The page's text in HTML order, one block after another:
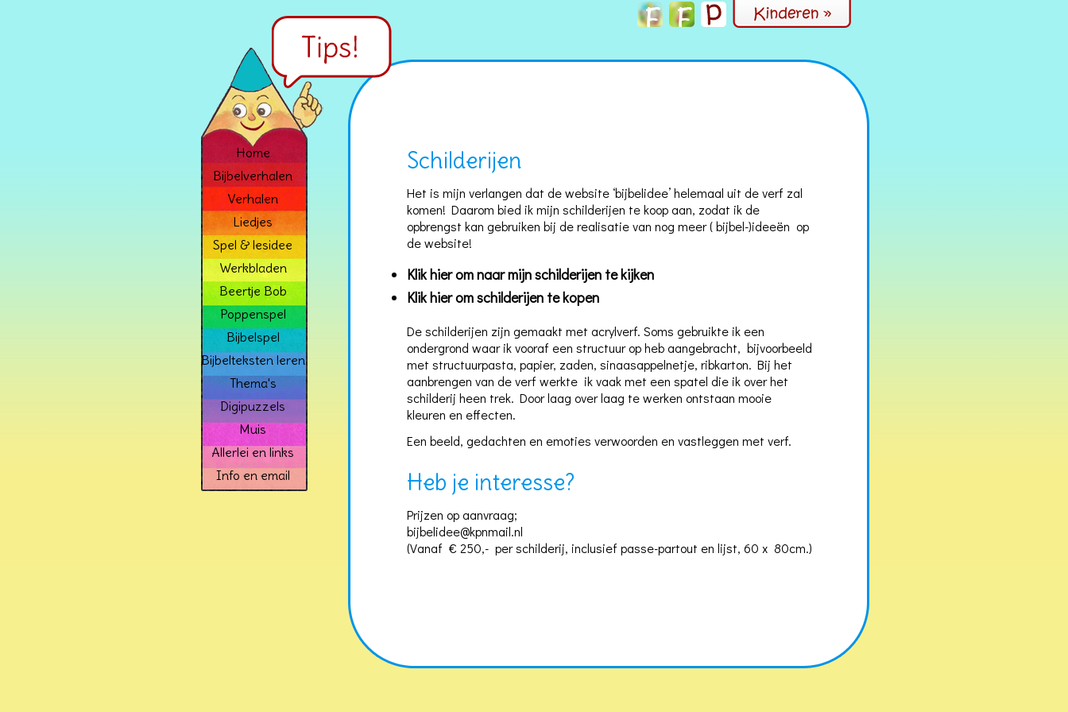
Home
Bijbelverhalen
Verhalen
Liedjes
Spel & lesidee
Werkbladen
Beertje Bob
Poppenspel
Bijbelspel
Bijbelteksten leren
Thema's
Digipuzzels
Muis
Allerlei en links
Info en email
Schilderijen
Het is mijn verlangen dat de website ‘bijbelidee’ helemaal uit de verf zal
komen! Daarom bied ik mijn schilderijen te koop aan, zodat ik de
opbrengst kan gebruiken bij de realisatie van nog meer ( bijbel-)ideeën op
de website!
Klik hier om naar mijn schilderijen te kijken
Klik hier om schilderijen te kopen
De schilderijen zijn gemaakt met acrylverf. Soms gebruikte ik een
ondergrond waar ik vooraf een structuur op heb aangebracht, bijvoorbeeld
met structuurpasta, papier, zaden, sinaasappelnetje, ribkarton. Bij het
aanbrengen van de verf werkte ik vaak met een spatel die ik over het
schilderij heen trek. Door laag over laag te werken ontstaan mooie
kleuren en effecten.
Een beeld, gedachten en emoties verwoorden en vastleggen met verf.
Heb je interesse?
Prijzen op aanvraag;
bijbelidee@kpnmail.nl
(Vanaf € 250,- per schilderij, inclusief passe-partout en lijst, 60 x 80cm.)